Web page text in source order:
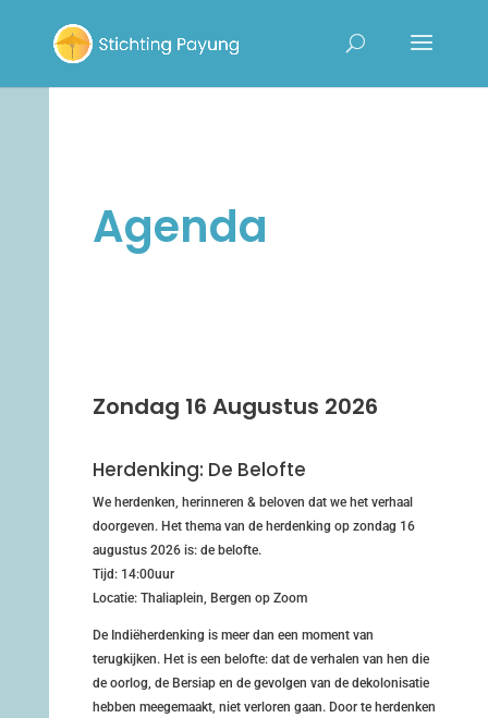
Agenda
Zondag 16 Augustus 2026
Herdenking: De Belofte
We herdenken, herinneren & beloven dat we het verhaal
doorgeven. Het thema van de herdenking op zondag 16
augustus 2026 is: de belofte.
Tijd: 14:00uur
Locatie: Thaliaplein, Bergen op Zoom
De Indiëherdenking is meer dan een moment van
terugkijken. Het is een belofte: dat de verhalen van hen die
de oorlog, de Bersiap en de gevolgen van de dekolonisatie
hebben meegemaakt, niet verloren gaan. Door te herdenken